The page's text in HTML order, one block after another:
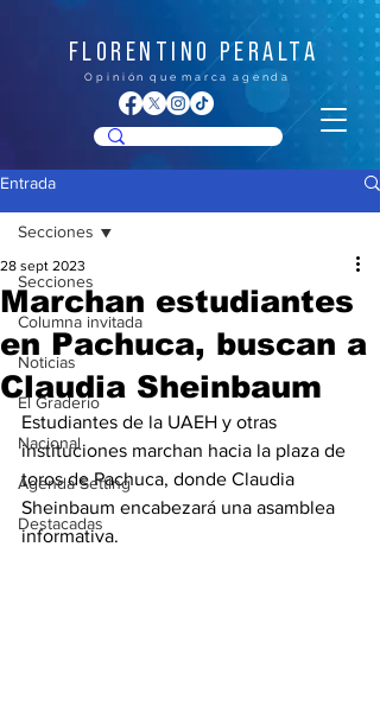
FLORENTINO PERALTA
O p i n i ó n q u e m a r c a a g e n d a
Entrada
Secciones
Columna invitada
Noticias
El Graderío
Nacional
Agenda Setting
Destacadas
Secciones
Marchan estudiantes
en Pachuca, buscan a
Claudia Sheinbaum
28 sept 2023
Estudiantes de la UAEH y otras
instituciones marchan hacia la plaza de
toros de Pachuca, donde Claudia
Sheinbaum encabezará una asamblea
informativa.